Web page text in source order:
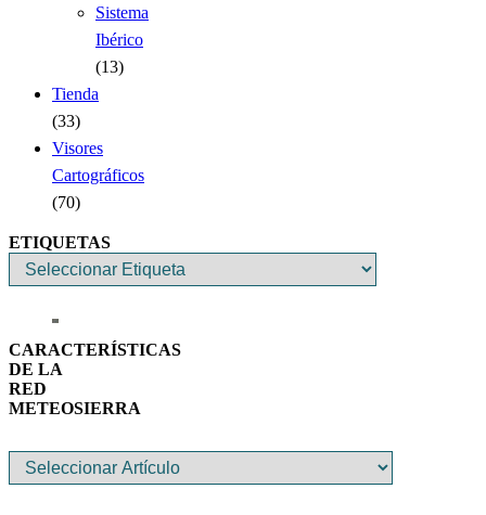
Sistema
Ibérico
(13)
Tienda
(33)
Visores
Cartográficos
(70)
ETIQUETAS
CARACTERÍSTICAS
DE LA
RED
METEOSIERRA